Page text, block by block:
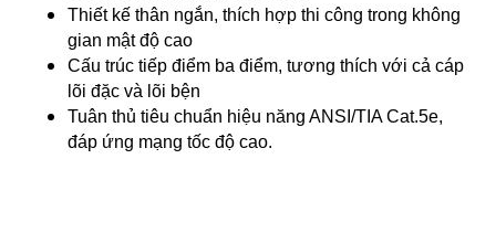
Thiết kế thân ngắn, thích hợp thi công trong không
gian mật độ cao
Cấu trúc tiếp điểm ba điểm, tương thích với cả cáp
lõi đặc và lõi bện
Tuân thủ tiêu chuẩn hiệu năng ANSI/TIA Cat.5e,
đáp ứng mạng tốc độ cao.